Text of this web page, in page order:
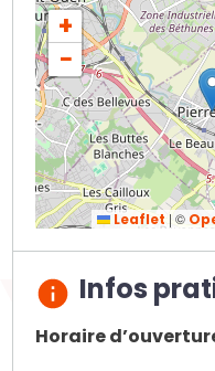
+
−
Leaflet | ©
Infos
Horaire